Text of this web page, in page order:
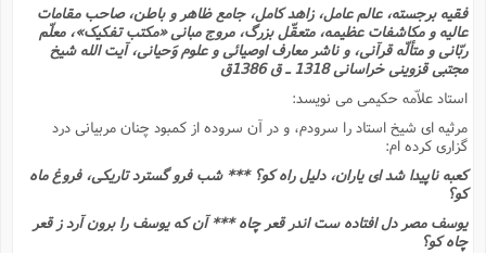
فقیه برجسته، عالم عامل، زاهد کامل، جامع ظاهر و باطن، صاحب مقامات
عالیه و مکاشفات عظیمه، متعقّل بزرگ، مروج مبانى «مکتب تفکیک»، معلّم
ربّانى و متألّه قرآنى، و ناشر معارف اوصیائى و علوم وَحیانى، آیت الله شیخ
مجتبى قزوینى خراسانى 1318 ـ ق 1386ق
استاد علاّمه حکیمى مى نویسد:
مرثیه اى شیخ استاد را سرودم، و در آن سروده از کمبود چنان مربیانى درد
گزارى کرده ام:
کعبه ناپیدا شد اى یاران، دلیل راه کو؟ *** شب فرو گسترد تاریکى، فروغ ماه
کو؟
یوسف مصر دل افتاده ست اندر قعر چاه *** آن که یوسف را برون آرد ز قعر
چاه کو؟